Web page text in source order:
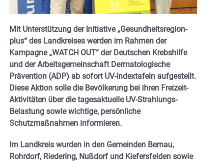
Mit Unterstützung der Initiative „Gesundheitsregion-
plus“ des Landkreises werden im Rahmen der
Kampagne „WATCH OUT“ der Deutschen Krebshilfe
und der Arbeitsgemeinschaft Dermatologische
Prävention (ADP) ab sofort UV-Indextafeln aufgestellt.
Diese Aktion solle die Bevölkerung bei ihren Freizeit-
Aktivitäten über die tagesaktuelle UV-Strahlungs-
Belastung sowie wichtige, persönliche
Schutzmaßnahmen informieren.
Im Landkreis wurden in den Gemeinden Bernau,
Rohrdorf, Riedering, Nußdorf und Kiefersfelden sowie